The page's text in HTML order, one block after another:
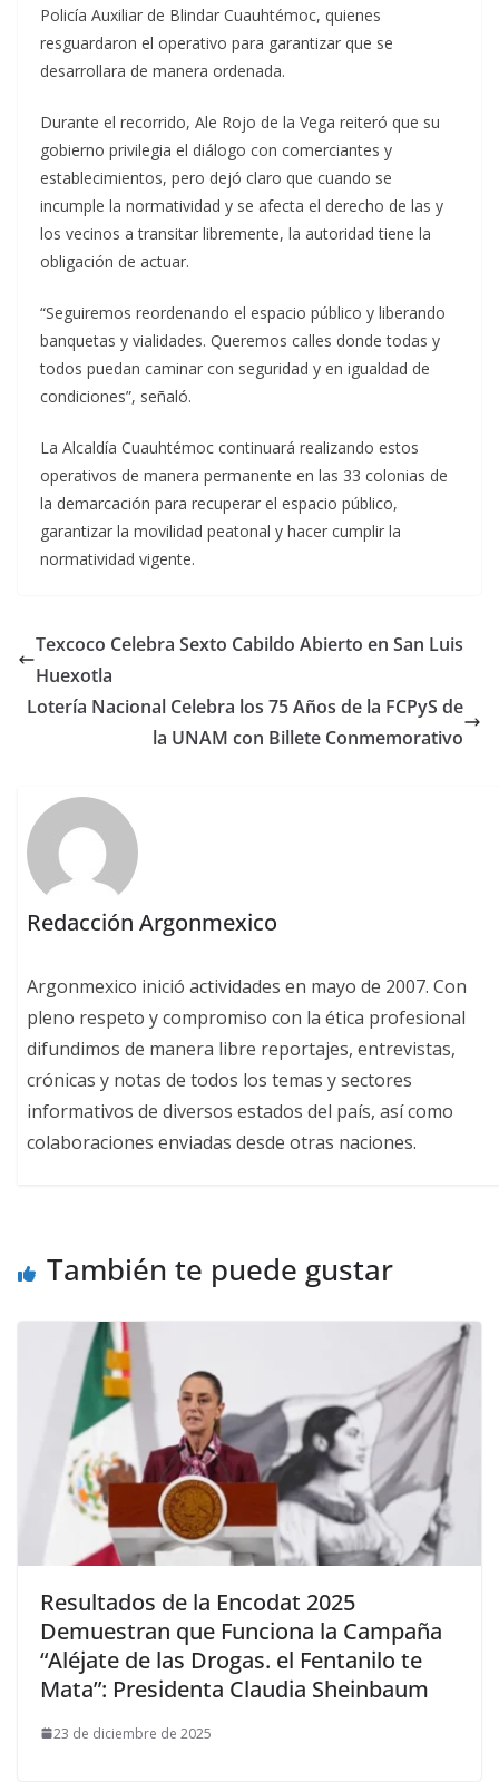
Policía Auxiliar de Blindar Cuauhtémoc, quienes
resguardaron el operativo para garantizar que se
desarrollara de manera ordenada.
Durante el recorrido, Ale Rojo de la Vega reiteró que su
gobierno privilegia el diálogo con comerciantes y
establecimientos, pero dejó claro que cuando se
incumple la normatividad y se afecta el derecho de las y
los vecinos a transitar libremente, la autoridad tiene la
obligación de actuar.
“Seguiremos reordenando el espacio público y liberando
banquetas y vialidades. Queremos calles donde todas y
todos puedan caminar con seguridad y en igualdad de
condiciones”, señaló.
La Alcaldía Cuauhtémoc continuará realizando estos
operativos de manera permanente en las 33 colonias de
la demarcación para recuperar el espacio público,
garantizar la movilidad peatonal y hacer cumplir la
normatividad vigente.
Texcoco Celebra Sexto Cabildo Abierto en San Luis
Huexotla
Lotería Nacional Celebra los 75 Años de la FCPyS de
la UNAM con Billete Conmemorativo
Redacción Argonmexico
Argonmexico inició actividades en mayo de 2007. Con
pleno respeto y compromiso con la ética profesional
difundimos de manera libre reportajes, entrevistas,
crónicas y notas de todos los temas y sectores
informativos de diversos estados del país, así como
colaboraciones enviadas desde otras naciones.
También te puede gustar
Resultados de la Encodat 2025
Demuestran que Funciona la Campaña
“Aléjate de las Drogas. el Fentanilo te
Mata”: Presidenta Claudia Sheinbaum
23 de diciembre de 2025